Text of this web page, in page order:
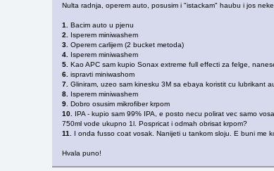
Nulta radnja, operem auto, posusim i "istackam" haubu i jos
1.
Bacim auto u pjenu
2.
Isperem miniwashem
3. Operem carlijem (2 bucket metoda)
4.
Isperem miniwashem
5. Kao APC sam kupio Sonax extreme full effecti za felge,
6. ispravti miniwashom
7. Gliniram, uzeo sam kinesku 3M sa ebaya koristit cu lubrikant
8.
Isperem miniwashem
9. Dobro osusim mikrofiber krpom
10.
IPA - kupio sam 99% IPA, e posto necu polirat vec samo
750ml vode ukupno 1l. Pospricat i odmah obrisat krpom?
11.
I onda fusso coat vosak. Nanijeti u tankom sloju. E buni me
Hvala puno!